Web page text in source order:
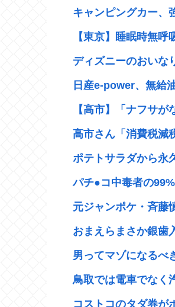
キャンピングカー、
【東京】睡眠時無
ディズニーのおいな
日産e-power、無給
【高市】「ナフサ
高市さん「消費税減
ポテトサラダから永
パチ●コ中毒者の
元ジャンポケ・斉藤
おまえらまさか銀歯
男ってマゾになるべ
鳥取では電車でなく
コストコのタダ券が